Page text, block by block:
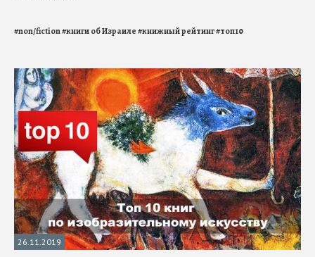
#non/fiction#книги об Израиле#книжный рейтинг#топ10
26.11.2019